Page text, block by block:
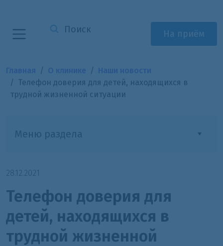
На приём
Телефон доверия для детей, находящихся в
трудной жизненной ситуации
Меню раздела
28.12.2021
Телефон доверия для
детей, находящихся в
трудной жизненной